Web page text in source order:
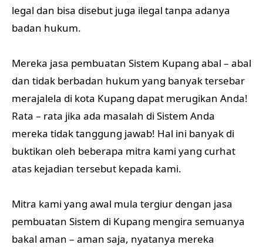
legal dan bisa disebut juga ilegal tanpa adanya
badan hukum.
Mereka jasa pembuatan Sistem Kupang abal – abal
dan tidak berbadan hukum yang banyak tersebar
merajalela di kota Kupang dapat merugikan Anda!
Rata – rata jika ada masalah di Sistem Anda
mereka tidak tanggung jawab! Hal ini banyak di
buktikan oleh beberapa mitra kami yang curhat
atas kejadian tersebut kepada kami.
Mitra kami yang awal mula tergiur dengan jasa
pembuatan Sistem di Kupang mengira semuanya
bakal aman – aman saja, nyatanya mereka